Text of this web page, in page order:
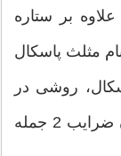
بر ستاره
مثلث پاسکال
روشی در
جبر است که از آن برای به دست آوردن ضرایب 2 جمله